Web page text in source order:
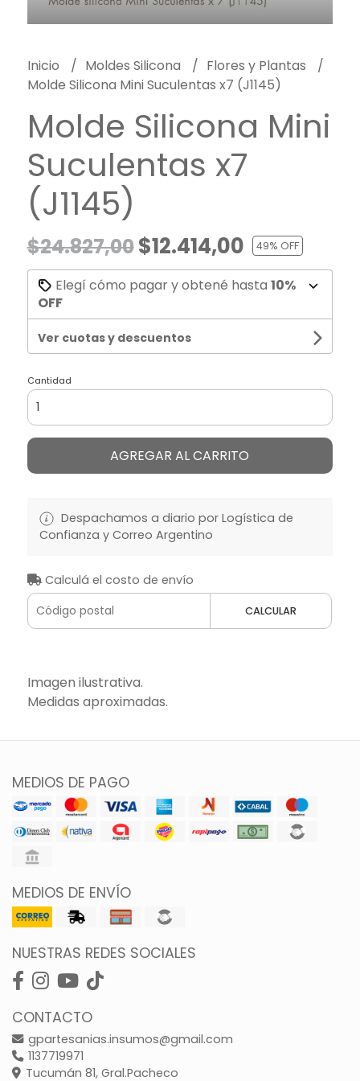
Inicio Moldes Silicona
Flores y Plantas
Molde Silicona Mini Suculentas x7 (J1145)
Molde Silicona Mini
Suculentas x7
(J1145)
$24.827,00$12.414,00 49% OFF
Elegí cómo pagar y obtené hasta 10%
OFF
Ver cuotas y descuentos
Cantidad
AGREGAR AL CARRITO
Despachamos a diario por Logística de
Confianza y Correo Argentino
Calculá el costo de envío
CALCULAR
Imagen ilustrativa.
Medidas aproximadas.
MEDIOS DE PAGO
MEDIOS DE ENVÍO
NUESTRAS REDES SOCIALES
CONTACTO
gpartesanias.insumos@gmail.com
1137719971
Tucumán 81, Gral.Pacheco